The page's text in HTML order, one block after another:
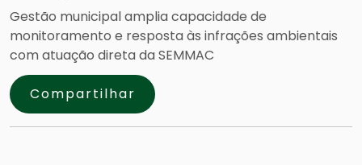
Gestão municipal amplia capacidade de
monitoramento e resposta às infrações ambientais
com atuação direta da SEMMAC
Compartilhar